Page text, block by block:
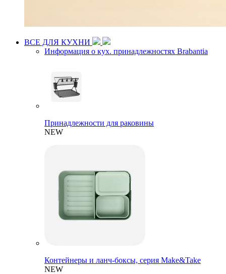
ВСЕ ДЛЯ КУХНИ
Информация о кух. принадлежностях Brabantia
Принадлежности для раковины
NEW
Контейнеры и ланч-боксы, серия Make&Take
NEW